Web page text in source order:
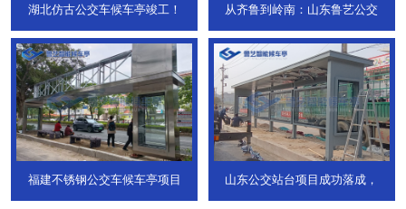
湖北仿古公交车候车亭竣工！ 从齐鲁到岭南：山东鲁艺公交
福建不锈钢公交车候车亭项目 山东公交站台项目成功落成，